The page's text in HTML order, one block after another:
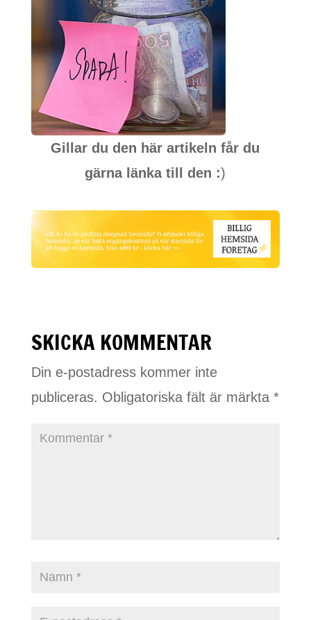
Gillar du den här artikeln får du
gärna länka till den :)
SKICKA KOMMENTAR
Din e-postadress kommer inte
publiceras. Obligatoriska fält är märkta *